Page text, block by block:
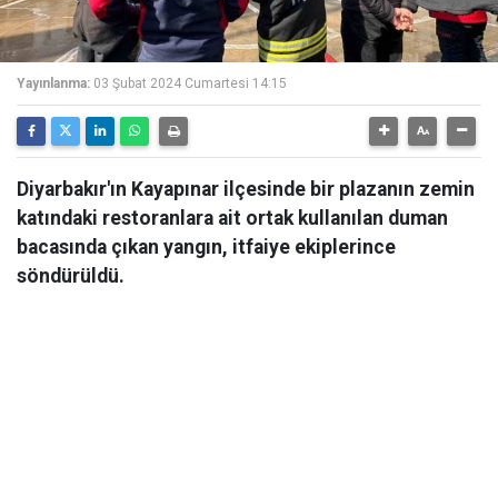
Yayınlanma: 03 Şubat 2024 Cumartesi 14:15
Diyarbakır'ın Kayapınar ilçesinde bir plazanın zemin
katındaki restoranlara ait ortak kullanılan duman
bacasında çıkan yangın, itfaiye ekiplerince
söndürüldü.